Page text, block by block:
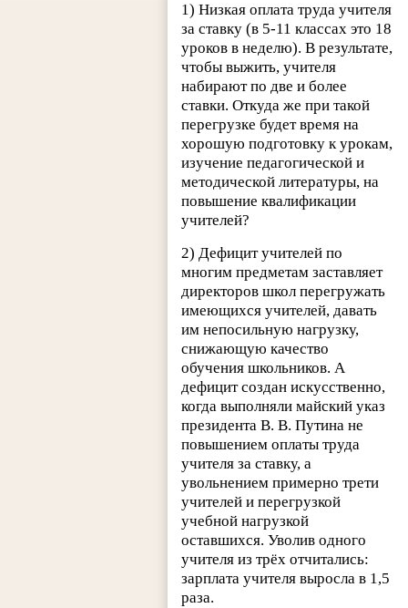
1) Низкая оплата труда учителя
за ставку (в 5-11 классах это 18
уроков в неделю). В результате,
чтобы выжить, учителя
набирают по две и более
ставки. Откуда же при такой
перегрузке будет время на
хорошую подготовку к урокам,
изучение педагогической и
методической литературы, на
повышение квалификации
учителей?
2) Дефицит учителей по
многим предметам заставляет
директоров школ перегружать
имеющихся учителей, давать
им непосильную нагрузку,
снижающую качество
обучения школьников. А
дефицит создан искусственно,
когда выполняли майский указ
президента В. В. Путина не
повышением оплаты труда
учителя за ставку, а
увольнением примерно трети
учителей и перегрузкой
учебной нагрузкой
оставшихся. Уволив одного
учителя из трёх отчитались:
зарплата учителя выросла в 1,5
раза.